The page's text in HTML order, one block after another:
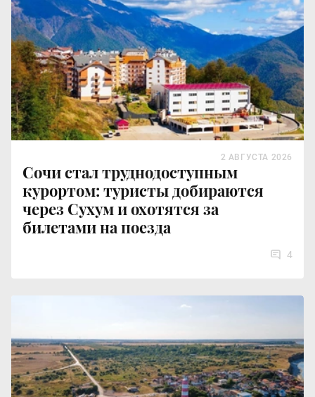
Сочи стал труднодоступным
курортом: туристы добираются
через Сухум и охотятся за
билетами на поезда
2 АВГУСТА 2026
4